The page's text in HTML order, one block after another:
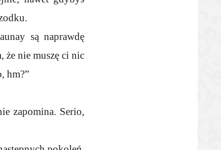
są naprawdę
że nie muszę ci nic
hm?”
zapomina. Serio,